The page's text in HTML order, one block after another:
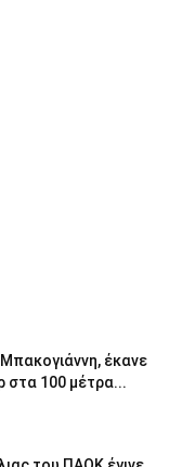
έκανε
στα 100 μέτρα...